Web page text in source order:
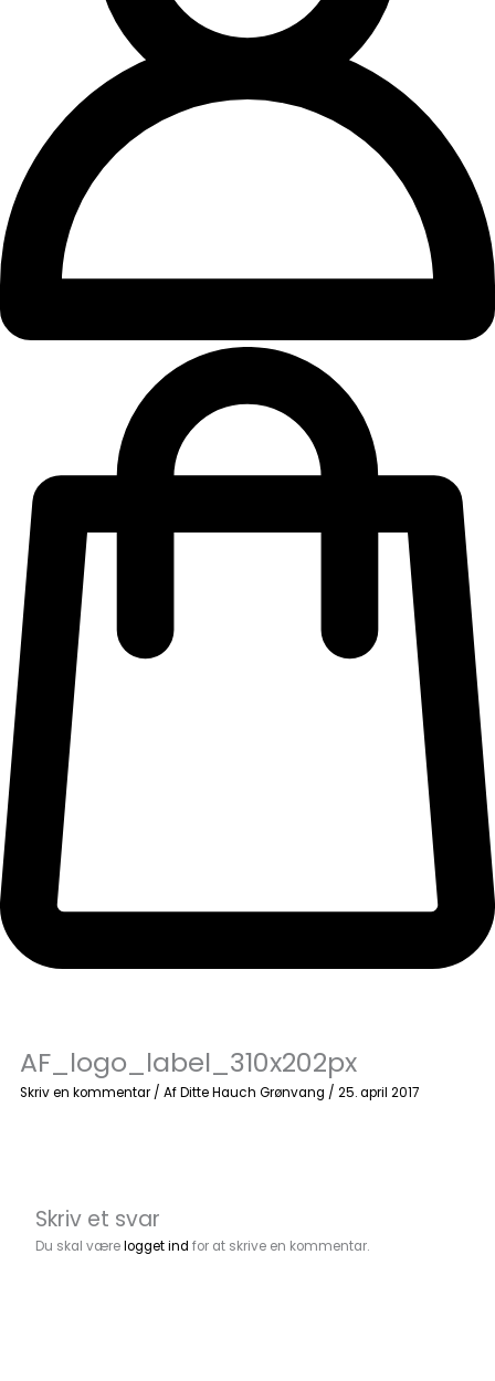
AF_logo_label_310x202px
Skriv en kommentar / AfDitte Hauch Grønvang /25. april 2017
Skriv et svar
Du skal værelogget ind for at skrive en kommentar.